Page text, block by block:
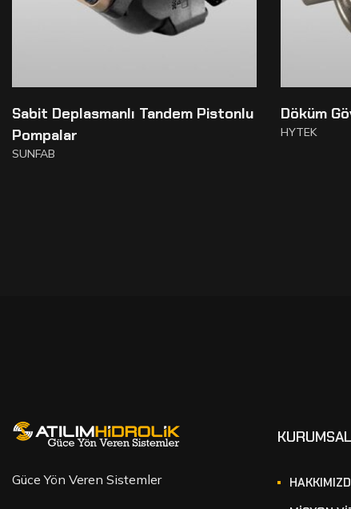
Sabit Deplasmanlı Tandem Pistonlu
Pompalar
SUNFAB
Döküm
HYTEK
Güce Yön Veren Sistemler
KURUMSAL